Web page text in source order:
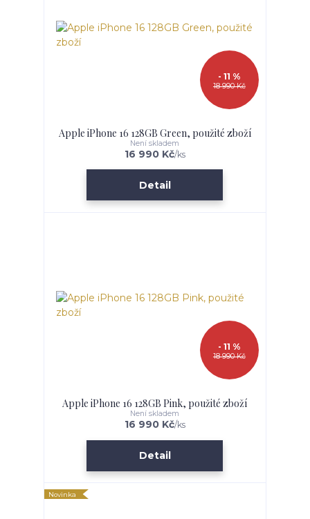
18 990 Kč
- 11 %
Apple iPhone 16 128GB Green, použité zboží
16 990 Kč/ks
Není skladem
Detail
18 990 Kč
- 11 %
Apple iPhone 16 128GB Pink, použité zboží
16 990 Kč/ks
Není skladem
Detail
Novinka